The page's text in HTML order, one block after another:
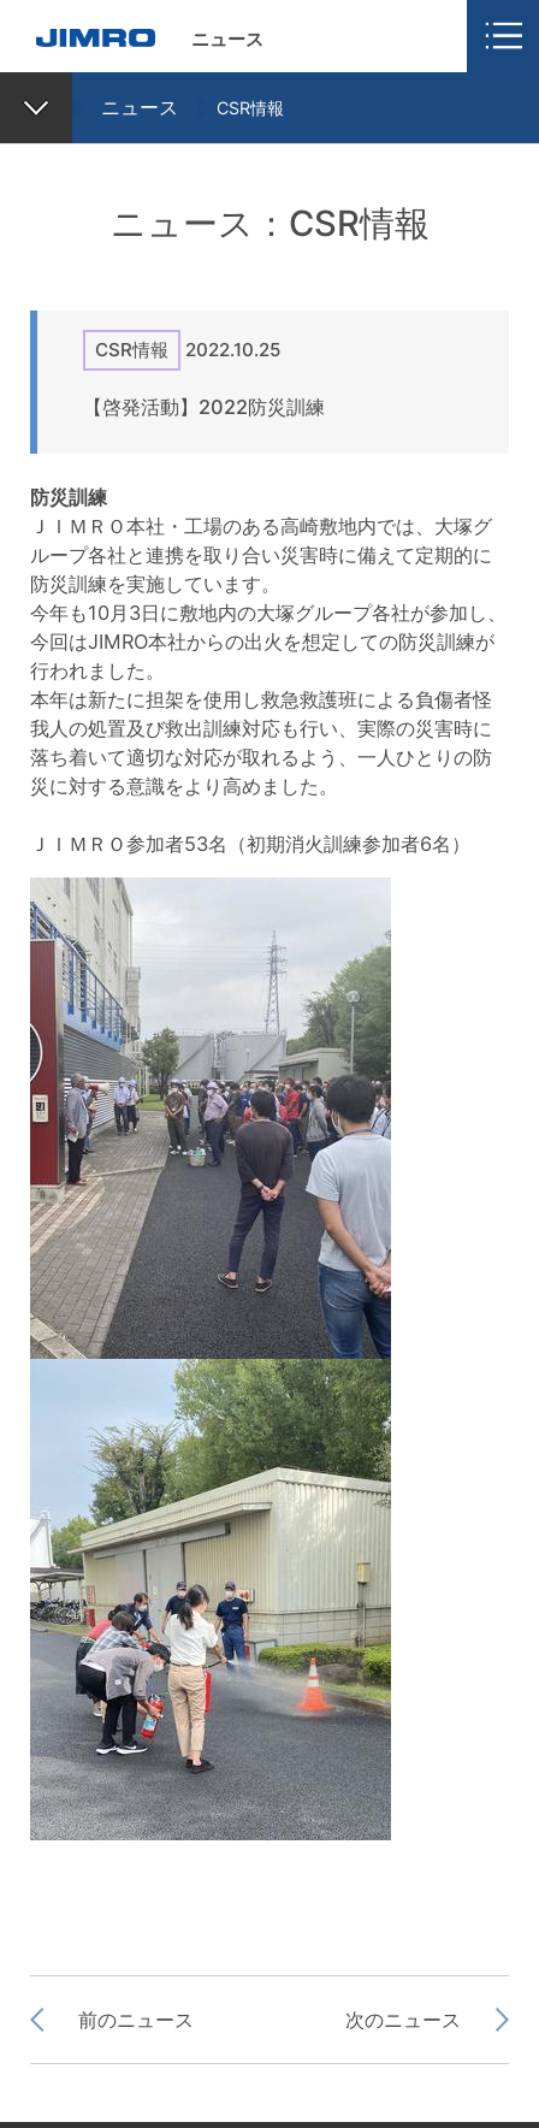
ニュース
ニュース：CSR情報
CSR情報 2022.10.25
【啓発活動】2022防災訓練
防災訓練
ＪＩＭＲＯ本社・工場のある高崎敷地内では、大塚グ
ループ各社と連携を取り合い災害時に備えて定期的に
防災訓練を実施しています。
今年も10月3日に敷地内の大塚グループ各社が参加し、
今回はJIMRO本社からの出火を想定しての防災訓練が
行われました。
本年は新たに担架を使用し救急救護班による負傷者怪
我人の処置及び救出訓練対応も行い、実際の災害時に
落ち着いて適切な対応が取れるよう、 一人ひとりの防
災に対する意識をより高めました。
ＪＩＭＲＯ参加者53名（初期消火訓練参加者6名）
前のニュース 次のニュース
ニュース CSR情報